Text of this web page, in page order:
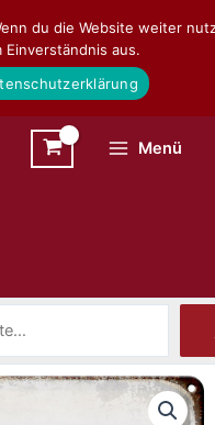
Menü
du die Website weiter
aus.